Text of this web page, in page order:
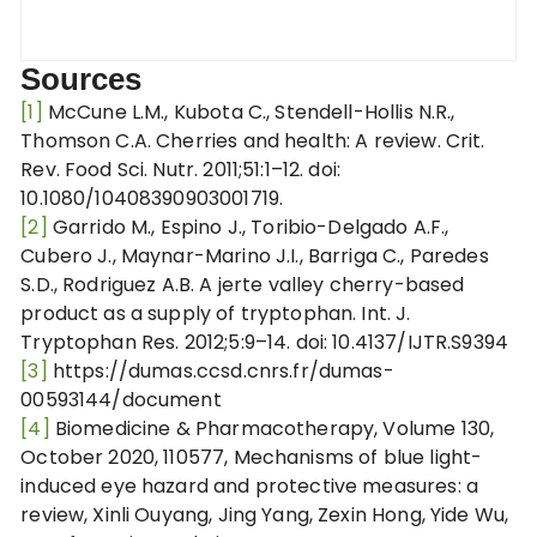
Sources
[1] McCune L.M., Kubota C., Stendell-Hollis N.R.,
Thomson C.A. Cherries and health: A review. Crit.
Rev. Food Sci. Nutr. 2011;51:1–12. doi:
10.1080/10408390903001719.
[2] Garrido M., Espino J., Toribio-Delgado A.F.,
Cubero J., Maynar-Marino J.I., Barriga C., Paredes
S.D., Rodriguez A.B. A jerte valley cherry-based
product as a supply of tryptophan. Int. J.
Tryptophan Res. 2012;5:9–14. doi: 10.4137/IJTR.S9394
[3] https://dumas.ccsd.cnrs.fr/dumas-
00593144/document
[4] Biomedicine & Pharmacotherapy, Volume 130,
October 2020, 110577, Mechanisms of blue light-
induced eye hazard and protective measures: a
review, Xinli Ouyang, Jing Yang, Zexin Hong, Yide Wu,